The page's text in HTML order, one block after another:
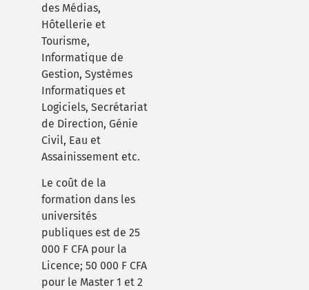
des Médias,
Hôtellerie et
Tourisme,
Informatique de
Gestion, Systèmes
Informatiques et
Logiciels, Secrétariat
de Direction, Génie
Civil, Eau et
Assainissement etc.
Le coût de la
formation dans les
universités
publiques est de 25
000 F CFA pour la
Licence; 50 000 F CFA
pour le Master 1 et 2